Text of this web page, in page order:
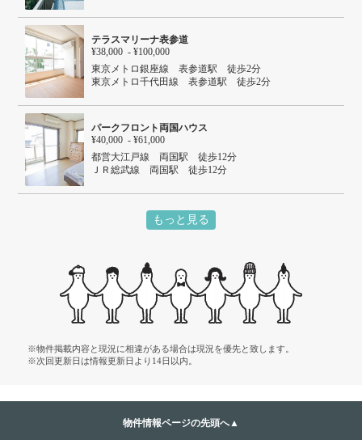
テラスマリーナ表参道
¥38,000 - ¥100,000
東京メトロ銀座線 表参道駅 徒歩2分
東京メトロ千代田線 表参道駅 徒歩2分
東京メトロ副都心線 明治神宮前駅 徒歩8分
パークフロント両国ハウス
¥40,000 - ¥61,000
都営大江戸線 両国駅 徒歩12分
ＪＲ総武線 両国駅 徒歩12分
東京メトロ銀座線 浅草駅 徒歩14分
もっと見る
※物件掲載内容と現況に相違がある場合は現況を優先と致します。
※次回更新日は情報更新日より14日以内。
物件情報ページの先頭へ▲